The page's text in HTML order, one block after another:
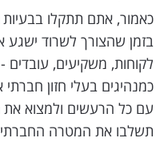
כאמור, אתם תתקלו בבעיות
בזמן שהצורך לשרוד
לקוחות, משקיעים,
כמנהיגים בעלי חזון
עם כל הרעשים ולמצוא
תשלבו את המטרה